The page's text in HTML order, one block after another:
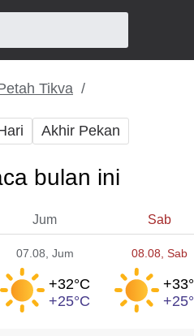
Tikva
Akhir Pekan
bulan ini
Jum Sab
07.08 , Jum
+32°C
+25°C
08.08 , Sab
+33°
+25°